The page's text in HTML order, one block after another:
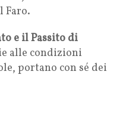
Faro.
e il Passito di
alle condizioni
portano con sé dei